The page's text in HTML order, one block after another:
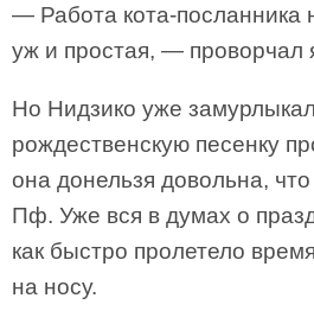
— Работа кота-посланника
уж и простая, — проворчал
Но Нидзико уже
рождественскую песенку
она донельзя довольна,
Пф. Уже вся в думах о
как быстро пролетело
на носу.